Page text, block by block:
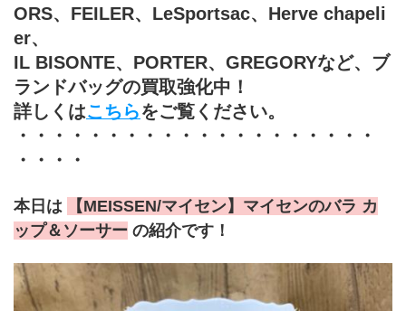
ORS、FEILER、LeSportsac、Herve chapeli
er、
IL BISONTE、PORTER、GREGORYなど、ブ
ランドバッグの買取強化中！
詳しくはこちらをご覧ください。
・・・・・・・・・・・・・・・・・・・・
・・・・
本日は
【MEISSEN/マイセン】マイセンのバラ カ
ップ＆ソーサー の紹介です！